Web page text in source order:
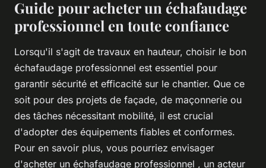
Guide pour acheter un échafaudage
professionnel en toute confiance
Lorsqu'il s'agit de travaux en hauteur, choisir le bon
échafaudage professionnel est essentiel pour
garantir sécurité et efficacité sur le chantier. Que ce
soit pour des projets de façade, de maçonnerie ou
des tâches nécessitant mobilité, il est crucial
d'adopter des équipements fiables et conformes.
Pour en savoir plus, vous pourriez envisager
d'acheter un échafaudage professionnel , un acteur